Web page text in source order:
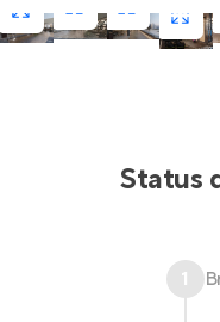
Status
1